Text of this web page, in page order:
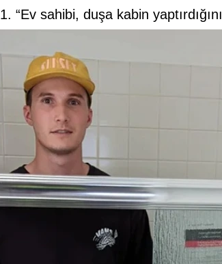
1. “Ev sahibi, duşa kabin